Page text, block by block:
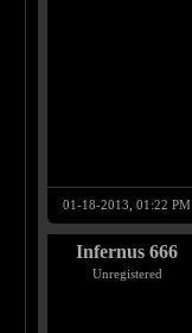
01-18-2013, 01:22 PM
Infernus 666
Unregistered